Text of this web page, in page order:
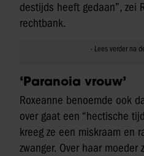
destijds heeft gedaan”, zei
rechtbank.
‘Paranoia vrouw’
Roxeanne benoemde ook
over gaat een “hectische
kreeg ze een miskraam en
zwanger. Over haar moeder